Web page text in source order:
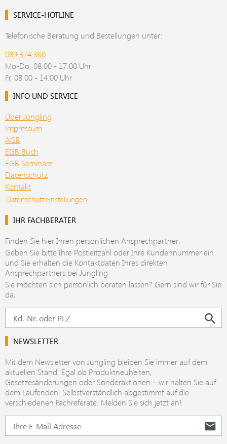
SERVICE-HOTLINE
Telefonische Beratung und Bestellungen unter:
089 374 360
Mo-Do, 08:00 - 17:00 Uhr
Fr, 08:00 - 14:00 Uhr
INFO UND SERVICE
Über Jüngling
Impressum
AGB
EGB Buch
EGB Seminare
Datenschutz
Kontakt
Datenschutzeinstellungen
IHR FACHBERATER
Finden Sie hier Ihren persönlichen Ansprechpartner:
Geben Sie bitte Ihre Postleitzahl oder Ihre Kundennummer ein
und Sie erhalten die Kontaktdaten Ihres direkten
Ansprechpartners bei Jüngling
Sie möchten sich persönlich beraten lassen? Gern sind wir für Sie
da.
NEWSLETTER
Mit dem Newsletter von Jüngling bleiben Sie immer auf dem
aktuellen Stand. Egal ob Produktneuheiten,
Gesetzesänderungen oder Sonderaktionen – wir halten Sie auf
dem Laufenden. Selbstverständlich abgestimmt auf die
verschiedenen Fachreferate. Melden Sie sich jetzt an!